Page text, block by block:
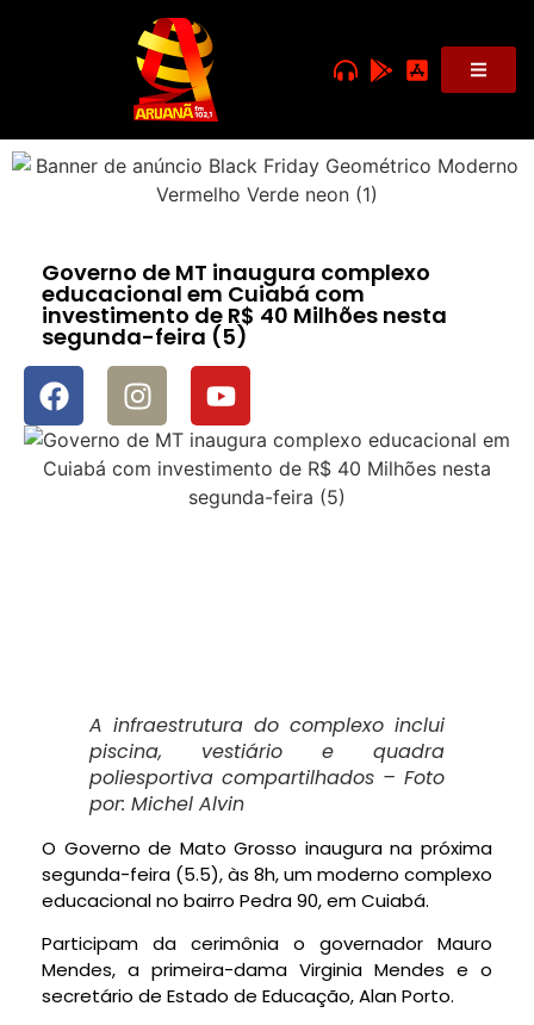
Governo de MT inaugura complexo
educacional em Cuiabá com
investimento de R$ 40 Milhões nesta
segunda-feira (5)
A infraestrutura do complexo inclui
piscina, vestiário e quadra
poliesportiva compartilhados – Foto
por: Michel Alvin
O Governo de Mato Grosso inaugura na próxima
segunda-feira (5.5), às 8h, um moderno complexo
educacional no bairro Pedra 90, em Cuiabá.
Participam da cerimônia o governador Mauro
Mendes, a primeira-dama Virginia Mendes e o
secretário de Estado de Educação, Alan Porto.